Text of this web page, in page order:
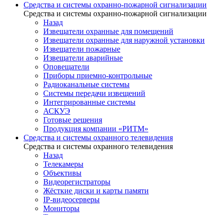
Средства и системы охранно-пожарной сигнализации
Средства и системы охранно-пожарной сигнализации
Назад
Извещатели охранные для помещений
Извещатели охранные для наружной установки
Извещатели пожарные
Извещатели аварийные
Оповещатели
Приборы приемно-контрольные
Радиоканальные системы
Системы передачи извещений
Интегрированные системы
АСКУЭ
Готовые решения
Продукция компании «РИТМ»
Средства и системы охранного телевидения
Средства и системы охранного телевидения
Назад
Телекамеры
Объективы
Видеорегистраторы
Жёсткие диски и карты памяти
IP-видеосерверы
Мониторы